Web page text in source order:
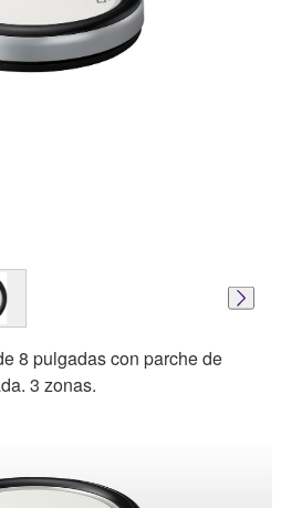
8 pulgadas con parche de
3 zonas.